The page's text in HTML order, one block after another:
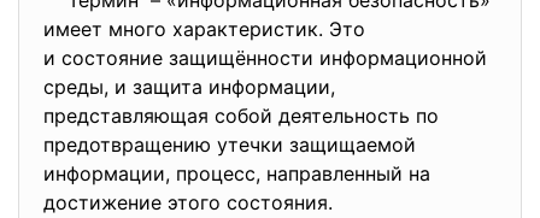
имеет много характеристик. Это
и состояние защищённости информационной
среды, и защита информации,
представляющая собой деятельность по
предотвращению утечки защищаемой
информации, процесс, направленный на
достижение этого состояния.